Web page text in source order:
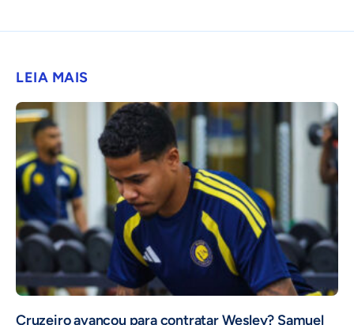
LEIA MAIS
Cruzeiro avançou para contratar Wesley? Samuel